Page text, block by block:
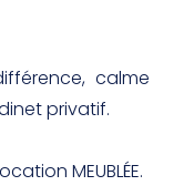
calme
privatif.
MEUBLÉE.